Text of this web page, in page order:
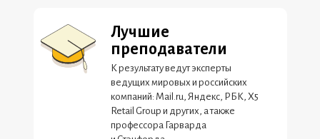
Лучшие
преподаватели
К результату ведут эксперты
ведущих мировых и российских
компаний: Mail.ru, Яндекс, РБК, Х5
Retail Group и других, а также
профессора Гарварда